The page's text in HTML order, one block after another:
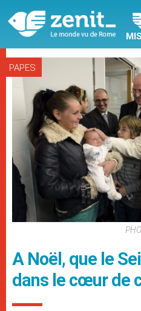
PAPES
A Noël, que le
dans le cœur de